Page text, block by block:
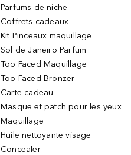
Parfums de niche
Coffrets cadeaux
Kit Pinceaux maquillage
Sol de Janeiro Parfum
Too Faced Maquillage
Too Faced Bronzer
Carte cadeau
Masque et patch pour les yeux
Maquillage
Huile nettoyante visage
Concealer